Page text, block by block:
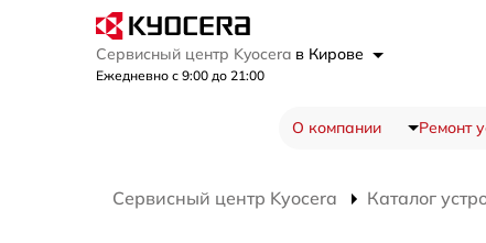
Сервисный центр Kyocera в Кирове
Ежедневно с 9:00 до 21:00
О компании Ремонт
Сервисный центр Kyocera Каталог